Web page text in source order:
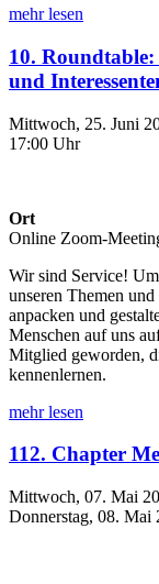
mehr lesen
10.
und
Mittwoch, 25. Juni
17:00 Uhr
Ort
Online Zoom-
Wir sind Service!
unseren Themen
anpacken und
Menschen auf uns
Mitglied geworden,
kennenlernen.
mehr lesen
112. Chapter
Mittwoch, 07. Mai
Donnerstag, 08. Mai